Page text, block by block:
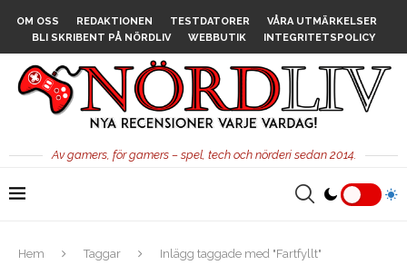
OM OSS REDAKTIONEN TESTDATORER
VÅRA UTMÄRKELSER
BLI SKRIBENT PÅ NÖRDLIV
WEBBUTIK INTEGRITETSPOLICY
Av gamers, för gamers – spel, tech och nörderi sedan 2014.
Hem Taggar Inlägg taggade med "Fartfyllt"